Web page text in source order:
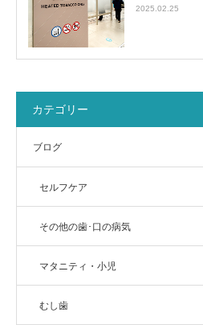
2025.02.25
カテゴリー
ブログ
セルフケア
その他の歯･口の病気
マタニティ・小児
むし歯